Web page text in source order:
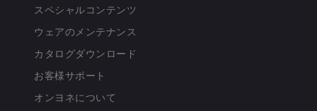
スペシャルコンテンツ
ウェアのメンテナンス
カタログダウンロード
お客様サポート
オンヨネについて